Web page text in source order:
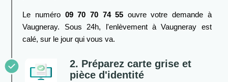
Le numéro 09 70 70 74 55 ouvre votre demande à
Vaugneray. Sous 24h, l'enlèvement à Vaugneray est
calé, sur le jour qui vous va.
2. Préparez carte grise et
pièce d'identité